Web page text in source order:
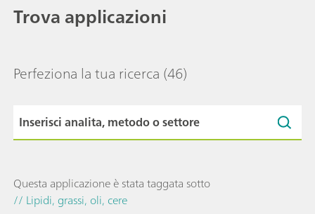
Trova applicazioni
Perfeziona la tua ricerca (46)
Questa applicazione è stata taggata sotto
// Lipidi, grassi, oli, cere